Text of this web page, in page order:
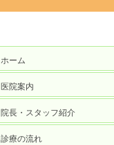
ホーム
医院案内
院長・スタッフ紹介
診療の流れ